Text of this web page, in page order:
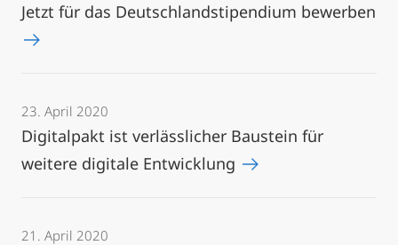
Jetzt für das Deutschlandstipendium bewerben
23. April 2020
Digitalpakt ist verlässlicher Baustein für
weitere digitale Entwicklung
21. April 2020